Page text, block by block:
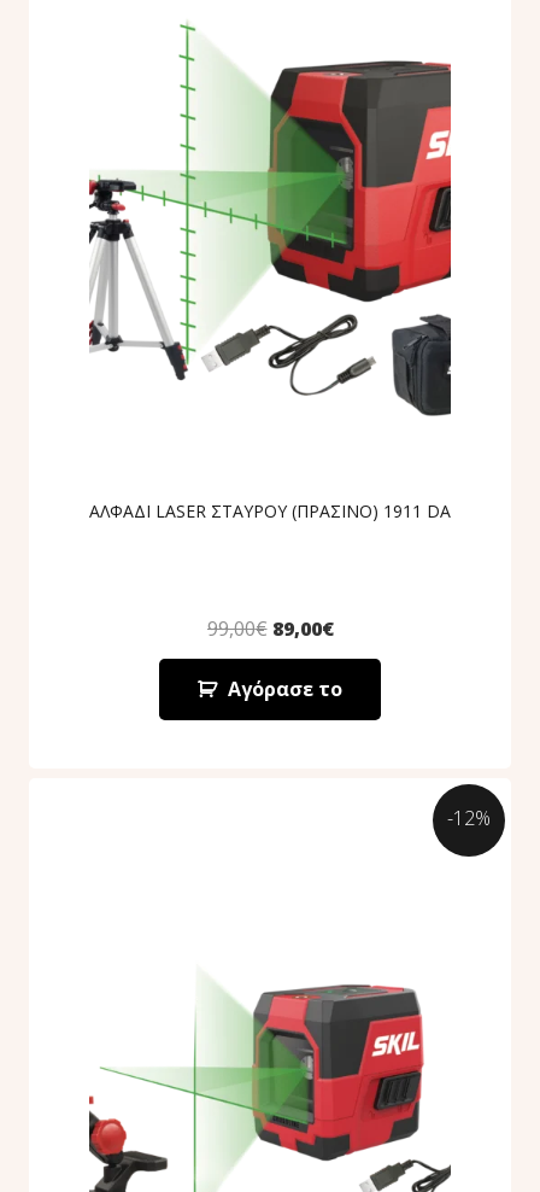
ΑΛΦΑΔΙ LASER ΣΤΑΥΡΟΥ (ΠΡΑΣΙΝΟ) 1911 DA
99,00€ 89,00€
Αγόρασε το
-12%